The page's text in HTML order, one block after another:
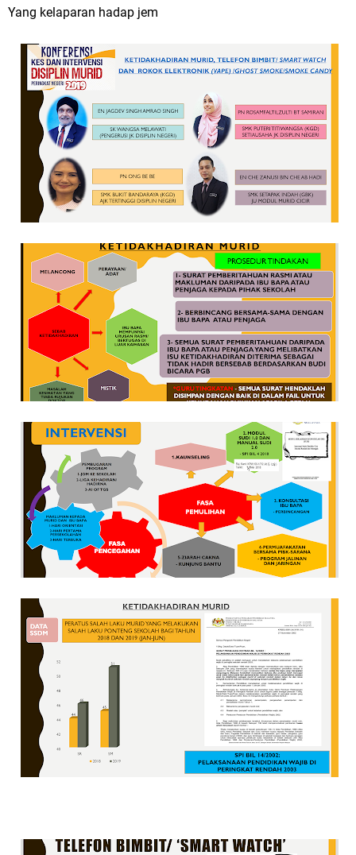
Yang kelaparan hadap jem